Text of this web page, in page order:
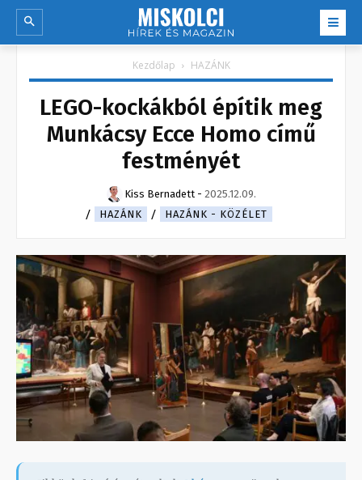
Kezdőlap HAZÁNK
LEGO-kockákból építik meg
Munkácsy Ecce Homo című
festményét
Kiss Bernadett - 2025.12.09.
HAZÁNK
HAZÁNK - KÖZÉLET